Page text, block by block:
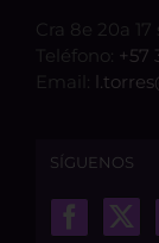
Cra 8e 20a
Teléfono: +57
Email:
SÍGUENOS